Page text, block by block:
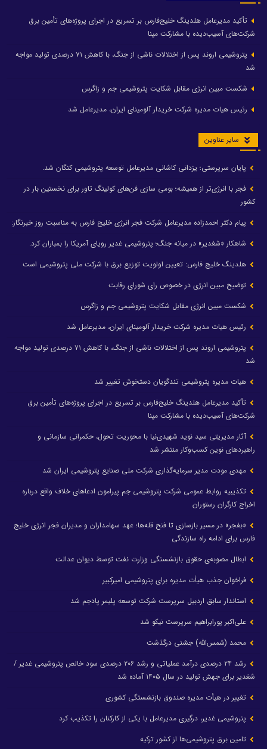
تأکید مدیرعامل هلدینگ خلیج‌فارس بر تسریع در اجرای پروژه‌های تأمین برق
شرکت‌های آسیب‌دیده با مشارکت مپنا
پتروشیمی اروند پس از اختلالات ناشی از جنگ، با کاهش ۷۱ درصدی تولید مواجه
شد
شکست مبین انرژی مقابل شکایت پتروشیمی جم و زاگرس
رئیس هیات مدیره شرکت خریدار آلومینای ایران، مدیرعامل شد
سایر عناوین
پایان سرپرستی؛ یزدانی کاشانی مدیرعامل توسعه پتروشیمی کنگان شد.
فجر با انرژی‌تر از همیشه؛ بومی سازی فن‌های کولینگ تاور برای نخستین بار در
کشور
پیام دکتر احمدزاده مدیرعامل شرکت فجر انرژی خلیج فارس به مناسبت روز خبرنگار:
شاهکار «شغدیر» در میانه جنگ؛ پتروشیمی غدیر رویای آمریکا را بمباران کرد.
هلدینگ خلیج فارس: تعیین اولویت توزیع برق با شرکت ملی پتروشیمی است
توضیح مبین انرژی در خصوص رای شورای رقابت
شکست مبین انرژی مقابل شکایت پتروشیمی جم و زاگرس
رئیس هیات مدیره شرکت خریدار آلومینای ایران، مدیرعامل شد
پتروشیمی اروند پس از اختلالات ناشی از جنگ، با کاهش ۷۱ درصدی تولید مواجه
شد
هیات مدیره پتروشیمی تندگویان دستخوش تغییر شد
تأکید مدیرعامل هلدینگ خلیج‌فارس بر تسریع در اجرای پروژه‌های تأمین برق
شرکت‌های آسیب‌دیده با مشارکت مپنا
آثار مدیریتی سید نوید شهیدی‌نیا با محوریت تحول، حکمرانی سازمانی و
راهبردهای نوین کسب‌وکار منتشر شد
مهدی مودت مدیر سرمایه‌گذاری شرکت ملی صنایع پتروشیمی ایران شد
تکذیبیه روابط عمومی شرکت پتروشیمی جم پیرامون ادعاهای خلاف واقع درباره
اخراج کارگران رستوران
«بفجر» در مسیر بازسازی تا فتح قله‌ها؛ عهد سهامداران و مدیران فجر انرژی خلیج
فارس برای ادامه راه سازندگی
ابطال مصوبه‌ی حقوق بازنشستگی وزارت نفت توسط دیوان عدالت
فراخوان جذب هیأت مدیره برای پتروشیمی امیرکبیر
استاندار سابق اردبیل سرپرست شرکت توسعه پلیمر پادجم شد
علی‌اکبر پورابراهیم سرپرست نیکو شد
محمد (شمس‌الله) جشنی درگذشت
رشد ۲۴ درصدی درآمد عملیاتی و رشد ۲۰۶ درصدی سود خالص پتروشیمی غدیر /
شغدیر برای جهش تولید در سال ۱۴۰۵ آماده شد
تغییر در هیأت مدیره صندوق بازنشستگی کشوری
پتروشیمی غدیر، درگیری مدیرعامل با یکی از کارکنان را تکذیب کرد
تامین برق پتروشیمی‌ها از کشور ترکیه